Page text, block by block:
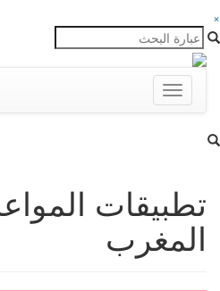
×
Toggle
navigation
تطبيقات
المغرب